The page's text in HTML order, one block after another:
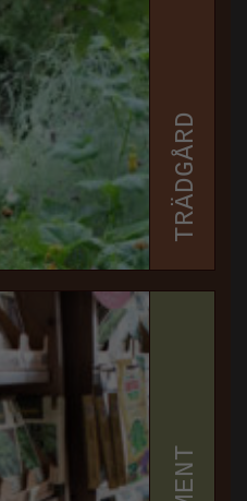
TRÄDGÅRD